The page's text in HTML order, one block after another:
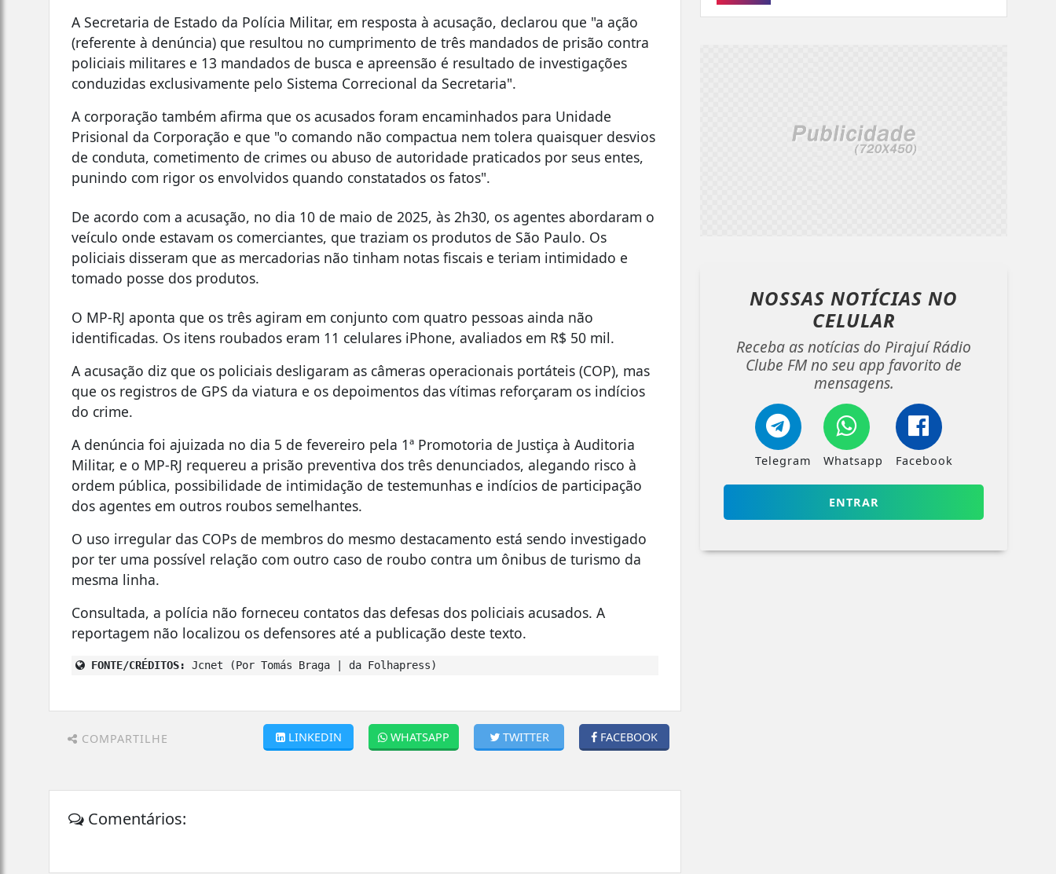
A Secretaria de Estado da Polícia Militar, em resposta à acusação, declarou que "a ação
(referente à denúncia) que resultou no cumprimento de três mandados de prisão contra
policiais militares e 13 mandados de busca e apreensão é resultado de investigações
conduzidas exclusivamente pelo Sistema Correcional da Secretaria".
A corporação também afirma que os acusados foram encaminhados para Unidade
Prisional da Corporação e que "o comando não compactua nem tolera quaisquer desvios
de conduta, cometimento de crimes ou abuso de autoridade praticados por seus entes,
punindo com rigor os envolvidos quando constatados os fatos".
De acordo com a acusação, no dia 10 de maio de 2025, às 2h30, os agentes abordaram o
veículo onde estavam os comerciantes, que traziam os produtos de São Paulo. Os
policiais disseram que as mercadorias não tinham notas fiscais e teriam intimidado e
tomado posse dos produtos.
O MP-RJ aponta que os três agiram em conjunto com quatro pessoas ainda não
identificadas. Os itens roubados eram 11 celulares iPhone, avaliados em R$ 50 mil.
A acusação diz que os policiais desligaram as câmeras operacionais portáteis (COP), mas
que os registros de GPS da viatura e os depoimentos das vítimas reforçaram os indícios
do crime.
A denúncia foi ajuizada no dia 5 de fevereiro pela 1ª Promotoria de Justiça à Auditoria
Militar, e o MP-RJ requereu a prisão preventiva dos três denunciados, alegando risco à
ordem pública, possibilidade de intimidação de testemunhas e indícios de participação
dos agentes em outros roubos semelhantes.
O uso irregular das COPs de membros do mesmo destacamento está sendo investigado
por ter uma possível relação com outro caso de roubo contra um ônibus de turismo da
mesma linha.
Consultada, a polícia não forneceu contatos das defesas dos policiais acusados. A
reportagem não localizou os defensores até a publicação deste texto.
FONTE/CRÉDITOS: Jcnet (Por Tomás Braga | da Folhapress)
COMPARTILHE FACEBOOK
TWITTER
WHATSAPP
LINKEDIN
Comentários:
NOSSAS NOTÍCIASNO
CELULAR
Receba as notícias do Pirajuí Rádio
Clube FM no seu app favorito de
mensagens.
Telegram Whatsapp Facebook
ENTRAR